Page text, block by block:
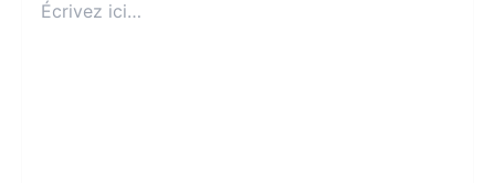
ici…